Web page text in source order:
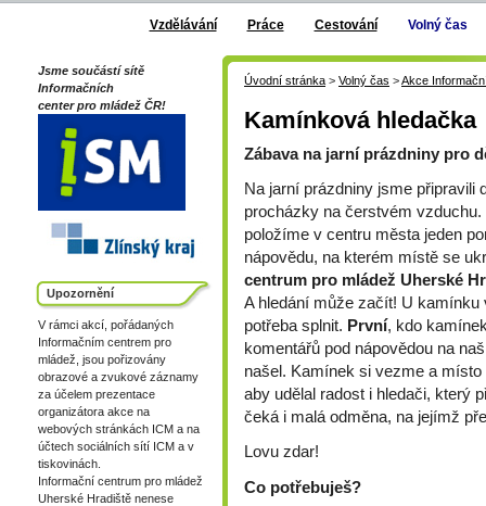
Vzdělávání Práce Cestování Volný čas
Jsme součástí sítě
Informačních
center pro mládež ČR!
Upozornění
V rámci akcí, pořádaných
Informačním centrem pro
mládež, jsou pořizovány
obrazové a zvukové záznamy
za účelem prezentace
organizátora akce na
webových stránkách ICM a na
účtech sociálních sítí ICM a v
tiskovinách.
Informační centrum pro mládež
Uherské Hradiště nenese
Úvodní stránka > Volný čas >Akce
Kamínková hledačka
Zábava na jarní prázdniny pro
Na jarní prázdniny jsme
procházky na čerstvém
položíme v centru města jeden
nápovědu, na kterém místě se
centrum pro mládež Uherské
A hledání může začít! U kamínku
potřeba splnit. První, kdo
komentářů pod nápovědou na
našel. Kamínek si vezme a
aby udělal radost i hledači, který
čeká i malá odměna, na jejímž
Lovu zdar!
Co potřebuješ?